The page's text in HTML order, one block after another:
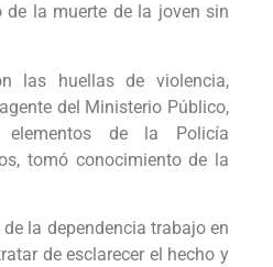
la muerte de la joven sin
las huellas de violencia,
del Ministerio Público,
de la Policía
tomó conocimiento de la
la dependencia trabajo en
de esclarecer el hecho y